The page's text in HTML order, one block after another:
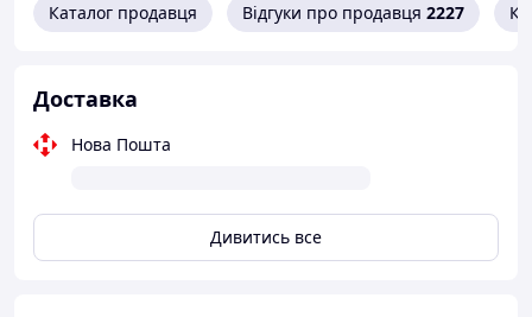
Ширина 410 мм
Вага 9 кг
Каталог продавця Відгуки про продавця 2227
Доставка
Нова Пошта
Дивитись все